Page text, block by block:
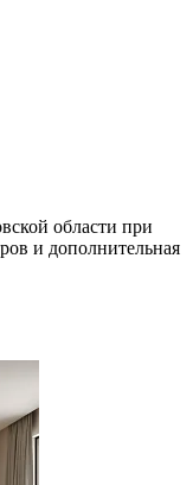
области при
и дополнительная